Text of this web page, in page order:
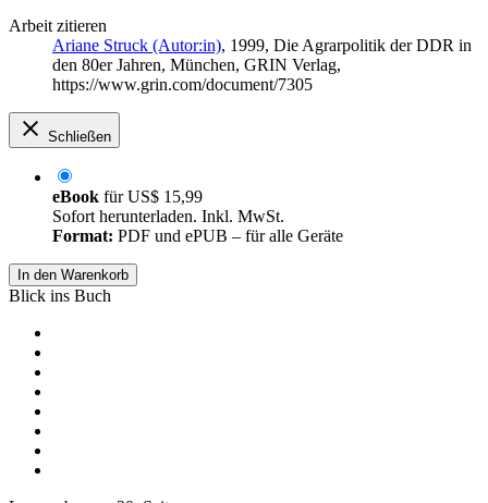
Arbeit zitieren
Ariane Struck (Autor:in), 1999, Die Agrarpolitik der DDR in
den 80er Jahren, München, GRIN Verlag,
https://www.grin.com/document/7305
Schließen
eBook fürUS$ 15,99
Sofort herunterladen. Inkl. MwSt.
Format: PDF und ePUB – für alle Geräte
In den Warenkorb
Blick ins Buch